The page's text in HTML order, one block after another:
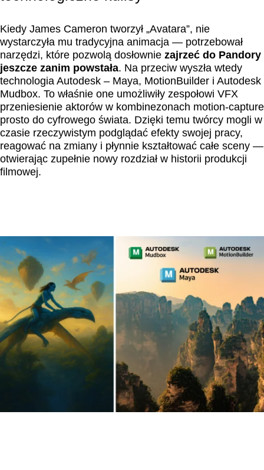
Kiedy James Cameron tworzył „Avatara”, nie
wystarczyła mu tradycyjna animacja — potrzebował
narzędzi, które pozwolą dosłownie zajrzeć do Pandory
jeszcze zanim powstała. Na przeciw wyszła wtedy
technologia Autodesk – Maya, MotionBuilder i Autodesk
Mudbox. To właśnie one umożliwiły zespołowi VFX
przeniesienie aktorów w kombinezonach motion-capture
prosto do cyfrowego świata. Dzięki temu twórcy mogli w
czasie rzeczywistym podglądać efekty swojej pracy,
reagować na zmiany i płynnie kształtować całe sceny —
otwierając zupełnie nowy rozdział w historii produkcji
filmowej.